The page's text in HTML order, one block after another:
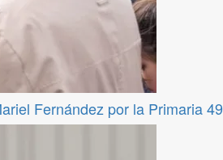
Fernández por la Primaria 49